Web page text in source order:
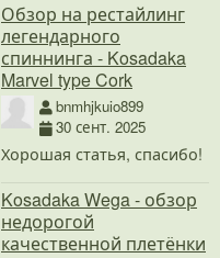
Обзор на рестайлинг
легендарного
спиннинга - Kosadaka
Marvel type Cork
bnmhjkuio899
30 сент. 2025
Хорошая статья, спасибо!
Kosadaka Wega - обзор
недорогой
качественной плетёнки